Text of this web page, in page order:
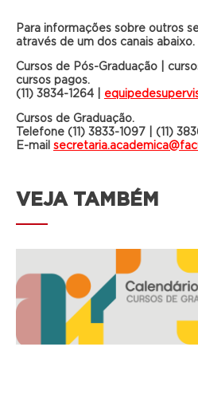
Para informações sobre outros
através de um dos canais abaixo.
Cursos de Pós-Graduação |
cursos pagos.
(11) 3834-1264 |
Cursos de Graduação.
Telefone (11) 3833-1097 | (11)
E-mail
VEJA TAMBÉM